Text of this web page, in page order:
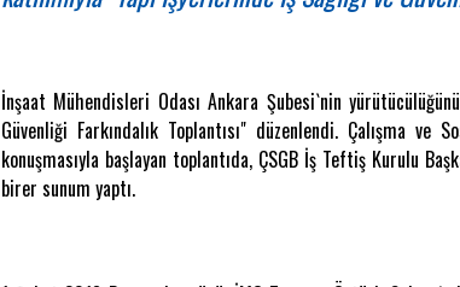
İnşaat Mühendisleri Odası Ankara Şubesi`nin
Güvenliği Farkındalık Toplantısı" düzenlendi. Çalışma ve
konuşmasıyla başlayan toplantıda, ÇSGB İş Teftiş Kurulu
birer sunum yaptı.